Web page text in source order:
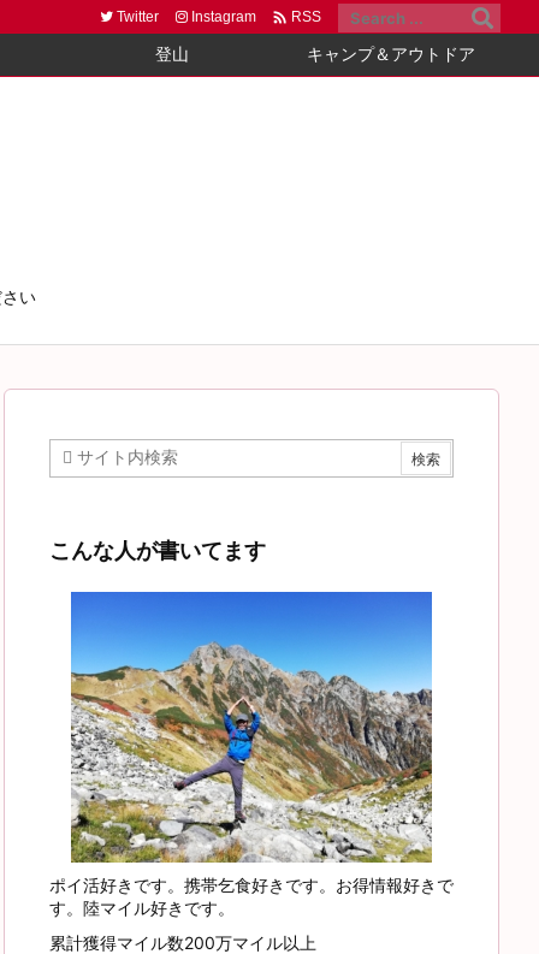
登山 キャンプ＆アウトドア
Twitter Instagram  RSS
い
こんな人が書いてます
ポイ活好きです。携帯乞食好きです。お得情報好きで
す。陸マイル好きです。
累計獲得マイル数200万マイル以上